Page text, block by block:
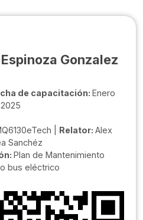
Gonzalez
de capacitación: Enero
2025
| Relator: Alex
Sanchéz
Plan de Mantenimiento
bus eléctrico